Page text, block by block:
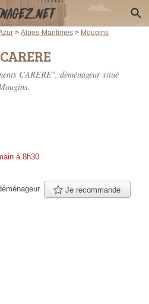
> Alpes-Maritimes > Mougins
CARERE", déménageur situé
à 8h30
Je recommande